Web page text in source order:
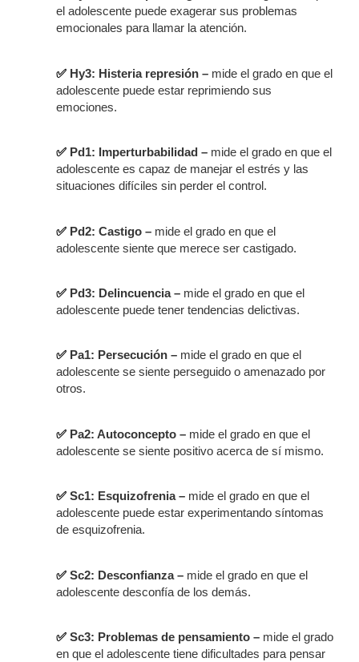
el adolescente puede exagerar sus problemas
emocionales para llamar la atención.
✅ Hy3: Histeria represión – mide el grado en que el
adolescente puede estar reprimiendo sus
emociones.
✅ Pd1: Imperturbabilidad – mide el grado en que el
adolescente es capaz de manejar el estrés y las
situaciones difíciles sin perder el control.
✅ Pd2: Castigo – mide el grado en que el
adolescente siente que merece ser castigado.
✅ Pd3: Delincuencia – mide el grado en que el
adolescente puede tener tendencias delictivas.
✅ Pa1: Persecución – mide el grado en que el
adolescente se siente perseguido o amenazado por
otros.
✅ Pa2: Autoconcepto – mide el grado en que el
adolescente se siente positivo acerca de sí mismo.
✅ Sc1: Esquizofrenia – mide el grado en que el
adolescente puede estar experimentando síntomas
de esquizofrenia.
✅ Sc2: Desconfianza – mide el grado en que el
adolescente desconfía de los demás.
✅ Sc3: Problemas de pensamiento – mide el grado
en que el adolescente tiene dificultades para pensar